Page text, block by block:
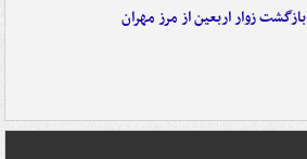
بازگشت زوار اربعین از مرز مهران